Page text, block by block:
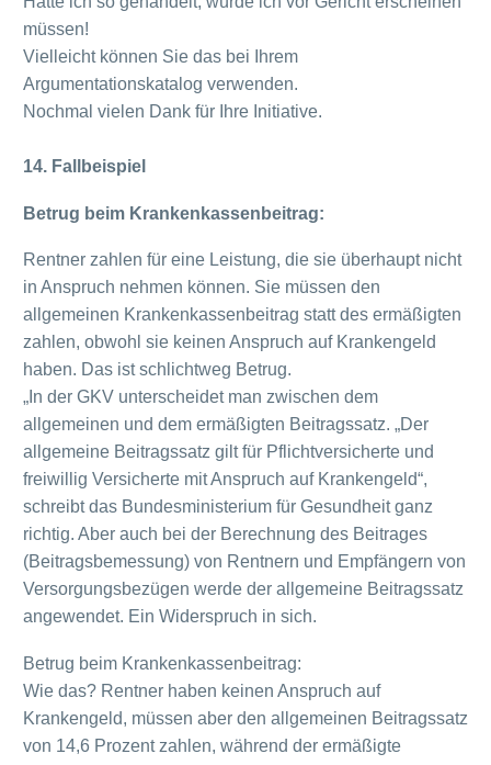
müssen!
Vielleicht können Sie das bei Ihrem
Argumentationskatalog verwenden.
Nochmal vielen Dank für Ihre Initiative.
14. Fallbeispiel
Betrug beim Krankenkassenbeitrag:
Rentner zahlen für eine Leistung, die sie überhaupt nicht
in Anspruch nehmen können. Sie müssen den
allgemeinen Krankenkassenbeitrag statt des ermäßigten
zahlen, obwohl sie keinen Anspruch auf Krankengeld
haben. Das ist schlichtweg Betrug.
„In der GKV unterscheidet man zwischen dem
allgemeinen und dem ermäßigten Beitragssatz. „Der
allgemeine Beitragssatz gilt für Pflichtversicherte und
freiwillig Versicherte mit Anspruch auf Krankengeld“,
schreibt das Bundesministerium für Gesundheit ganz
richtig. Aber auch bei der Berechnung des Beitrages
(Beitragsbemessung) von Rentnern und Empfängern von
Versorgungsbezügen werde der allgemeine Beitragssatz
angewendet. Ein Widerspruch in sich.
Betrug beim Krankenkassenbeitrag:
Wie das? Rentner haben keinen Anspruch auf
Krankengeld, müssen aber den allgemeinen Beitragssatz
von 14,6 Prozent zahlen, während der ermäßigte